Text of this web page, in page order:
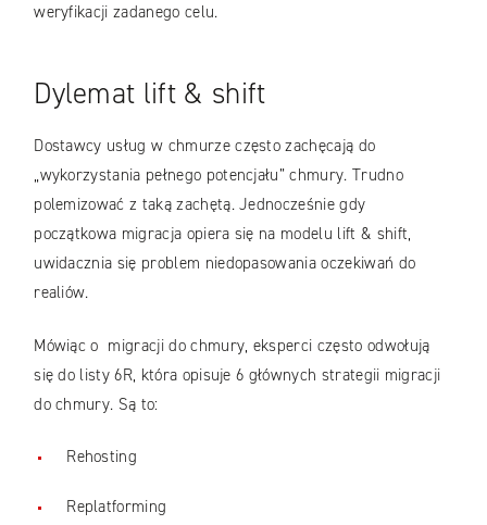
weryfikacji zadanego celu.
Dylemat lift & shift
Dostawcy usług w chmurze często zachęcają do
„wykorzystania pełnego potencjału” chmury. Trudno
polemizować z taką zachętą. Jednocześnie gdy
początkowa migracja opiera się na modelu lift & shift,
uwidacznia się problem niedopasowania oczekiwań do
realiów.
Mówiąc o migracji do chmury, eksperci często odwołują
się do listy 6R, która opisuje 6 głównych strategii migracji
do chmury. Są to:
Rehosting
Replatforming